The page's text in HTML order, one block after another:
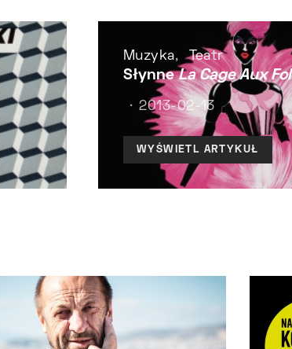
Muzyka Teatr
SłynneLa Cage Aux
2013-02-13
WYŚWIETL ARTYKUŁ